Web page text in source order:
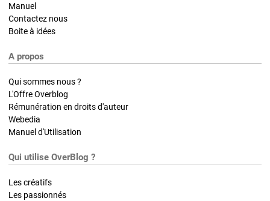
Manuel
Contactez nous
Boite à idées
A propos
Qui sommes nous ?
L'Offre Overblog
Rémunération en droits d'auteur
Webedia
Manuel d'Utilisation
Qui utilise OverBlog ?
Les créatifs
Les passionnés